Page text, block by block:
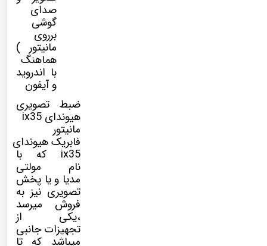
صدای
گوشی
برروی
مانیتور )
هماهنگ
با اندروید
و آیفون
ضبط تصویری
هیوندای ix35
مانیتور
فابریک هیوندای
ix35 که با
نام مولتی
مدیا و یا پخش
تصویری نیز به
فروش میرسد
،یکی از
تجهیزات جانبی
میباشد که تا